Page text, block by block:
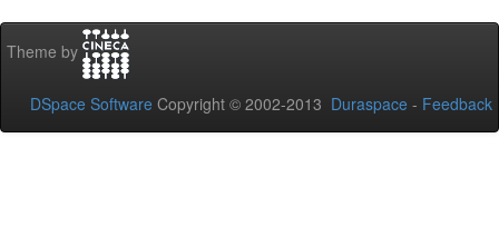
Theme by
DSpace Software Copyright © 2002-2013 Duraspace - Feedback